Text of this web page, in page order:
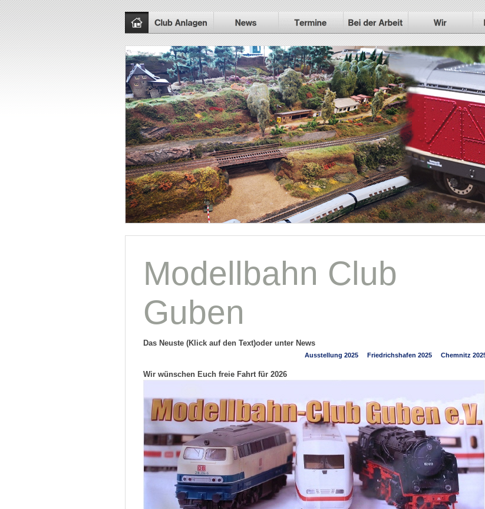
Modellbahn Club
Guben
Das Neuste (Klick auf den Text)oder unter News
Wir wünschen Euch freie Fahrt für 2026